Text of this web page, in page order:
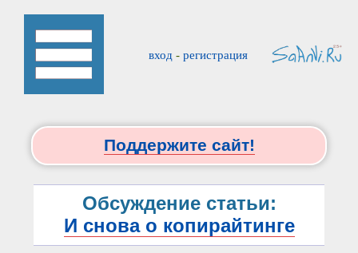
вход - регистрация
Поддержите сайт!
Обсуждение статьи:
И снова о копирайтинге